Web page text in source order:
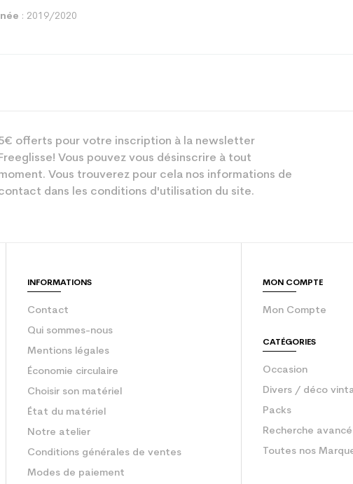
: 2019/2020
de produit
offerts pour votre inscription à la newsletter
Vous pouvez vous désinscrire à tout
Vous trouverez pour cela nos informations de
dans les conditions d'utilisation du site.
INFORMATIONS
Contact
Qui sommes-nous
Mentions légales
Économie circulaire
Choisir son matériel
État du matériel
Notre atelier
Conditions générales de ventes
Modes de paiement
MON COMPTE
Mon Compte
CATÉGORIES
Occasion
Divers / déco
Packs
Recherche
Toutes nos